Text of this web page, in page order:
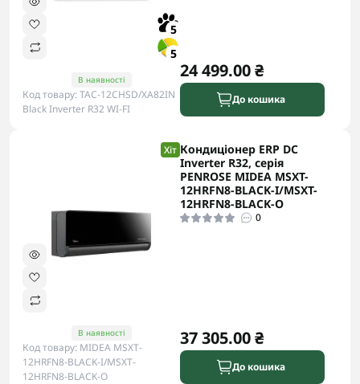
5
5
В наявності
Код товару: TAC-12CHSD/XA82IN
Black Inverter R32 WI-FI
24 499.00 ₴
До кошика
Хіт
В наявності
Код товару: MIDEA MSXT-
12HRFN8-BLACK-I/MSXT-
12HRFN8-BLACK-O
Кондиціонер ERP DC
Inverter R32, серія
PENROSE MIDEA MSXT-
12HRFN8-BLACK-I/MSXT-
12HRFN8-BLACK-O
0
37 305.00 ₴
До кошика